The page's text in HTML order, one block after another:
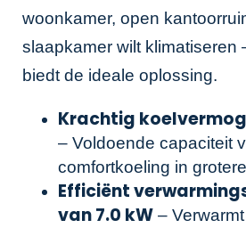
woonkamer, open
slaapkamer wilt klimatiseren
biedt de ideale oplossing.
Krachtig
– Voldoende capaciteit
comfortkoeling in
Efficiënt
van 7.0 kW –